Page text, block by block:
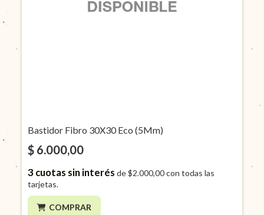
Bastidor Fibro 30X30 Eco (5Mm)
$ 6.000,00
3cuotas sin interés de$2.000,00con todas las
tarjetas.
COMPRAR